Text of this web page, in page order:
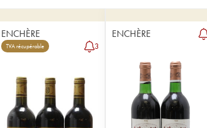
ENCHÈRE
TVA récupérable 3
ENCHÈRE